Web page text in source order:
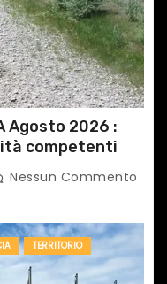
Agosto 2026 :
competenti
Nessun Commento
TERRITORIO